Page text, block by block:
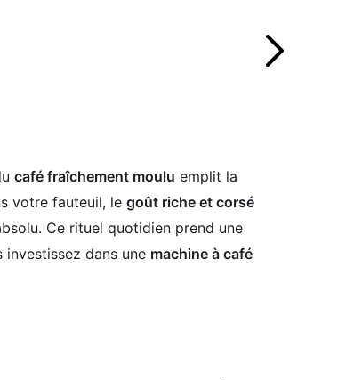
café fraîchement moulu emplit la
votre fauteuil, le goût riche et corsé
Ce rituel quotidien prend une
investissez dans une machine à café